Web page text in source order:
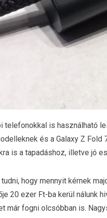
telefonokkal is használható
és a Galaxy Z
is a tapadáshoz, illetve jó
hogy mennyit kérnek
20 ezer Ft-ba kerül nálunk
már fogni olcsóbban is.